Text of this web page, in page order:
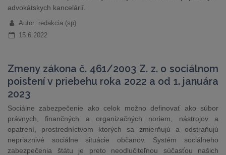
advokátskych kancelárií.
Autor: redakcia (sp)
15.6.2022
Zmeny zákona č. 461/2003 Z. z. o sociálnom
poistení v priebehu roka 2022 a od 1. januára
2023
Sociálne zabezpečenie ako celok možno definovať ako súbor
právnych, finančných a organizačných noriem, nástrojov a
opatrení, prostredníctvom ktorých sa zmierňujú a odstraňujú
nepriaznivé sociálne situácie občanov. Systém sociálneho
zabezpečenia štátu je preto neodlučiteľnou súčasťou našich